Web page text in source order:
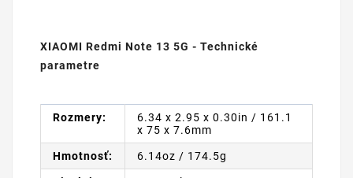
XIAOMI Redmi Note 13 5G - Technické
parametre
Rozmery:
6.34 x 2.95 x 0.30in / 161.1
x 75 x 7.6mm
Hmotnosť: 6.14oz / 174.5g